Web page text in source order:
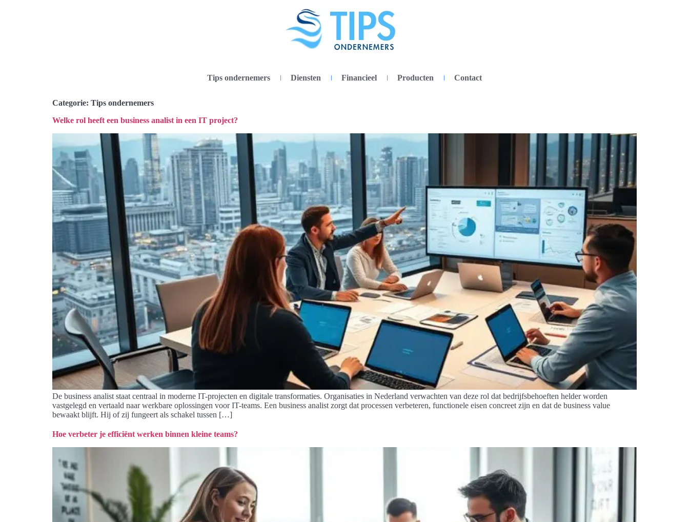
Tips ondernemers Diensten Financieel Producten Contact
Categorie: Tips ondernemers
Welke rol heeft een business analist in een IT project?
De business analist staat centraal in moderne IT-projecten en digitale transformaties. Organisaties in Nederland verwachten van deze rol dat bedrijfsbehoeften helder worden
vastgelegd en vertaald naar werkbare oplossingen voor IT-teams. Een business analist zorgt dat processen verbeteren, functionele eisen concreet zijn en dat de business value
bewaakt blijft. Hij of zij fungeert als schakel tussen […]
Hoe verbeter je efficiënt werken binnen kleine teams?